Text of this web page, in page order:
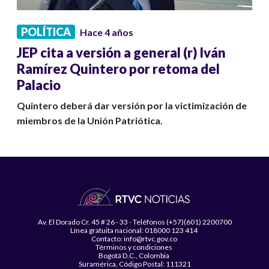
POLÍTICA Hace 4 años
JEP cita a versión a general (r) Iván
Ramírez Quintero por retoma del
Palacio
Quintero deberá dar versión por la victimización de
miembros de la Unión Patriótica.
Av. El Dorado Cr. 45 # 26 - 33 - Teléfonos (+57)(601) 2200700
Línea gratuita nacional: 018000 123 414
Contacto: info@rtvc.gov.co
Términos y condiciones
Bogotá D.C., Colombia
Suramérica, Código Postal: 111321